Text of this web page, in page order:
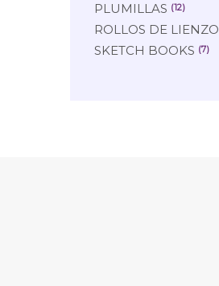
PLUMILLAS (12)
ROLLOS DE LIENZO
SKETCH BOOKS (7)